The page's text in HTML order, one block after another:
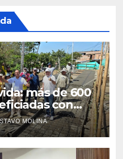
más de 600
con
popayán
MOLINA